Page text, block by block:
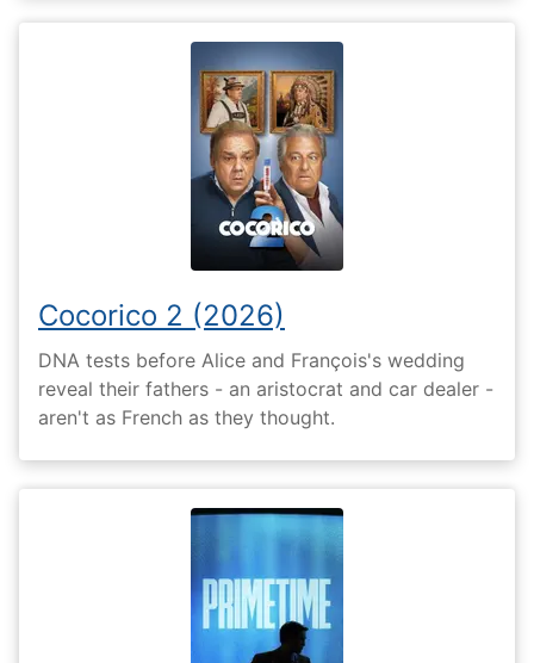
Cocorico 2 (2026)
DNA tests before Alice and François's wedding
reveal their fathers - an aristocrat and car dealer -
aren't as French as they thought.